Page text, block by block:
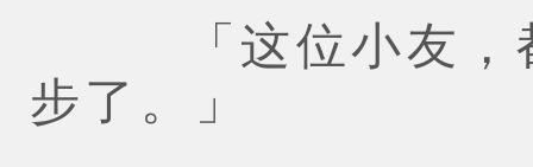
「这位小友，都
步了。」